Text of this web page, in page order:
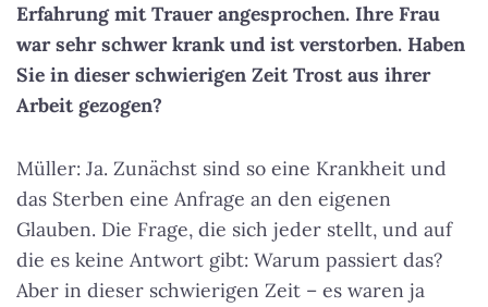
Erfahrung mit Trauer angesprochen. Ihre Frau
war sehr schwer krank und ist verstorben. Haben
Sie in dieser schwierigen Zeit Trost aus ihrer
Arbeit gezogen?
Müller: Ja. Zunächst sind so eine Krankheit und
das Sterben eine Anfrage an den eigenen
Glauben. Die Frage, die sich jeder stellt, und auf
die es keine Antwort gibt: Warum passiert das?
Aber in dieser schwierigen Zeit – es waren ja